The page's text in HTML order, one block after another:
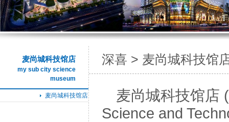
麦尚城科技馆店
my sub city science
museum
麦尚城科技馆店
深喜 > 麦尚城科技馆
麦尚城科技馆店
Science and